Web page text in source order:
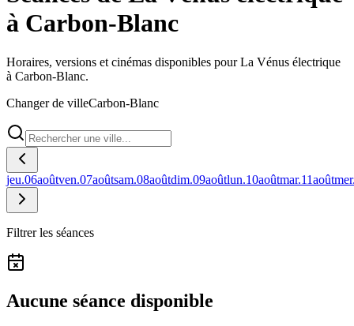
à Carbon-Blanc
Horaires, versions et cinémas disponibles pour La Vénus électrique
à Carbon-Blanc.
Changer de villeCarbon-Blanc
jeu.06aoûtven.07aoûtsam.08aoûtdim.09aoûtlun.10aoûtmar.11août
Filtrer les séances
Aucune séance disponible